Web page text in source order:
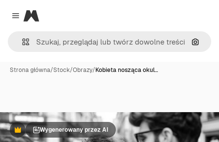
Close menu
Magnific
Szukaj
Strona główna/Stock/Obrazy/Kobieta nosząca okul…
PremiumWygenerowany przez AI